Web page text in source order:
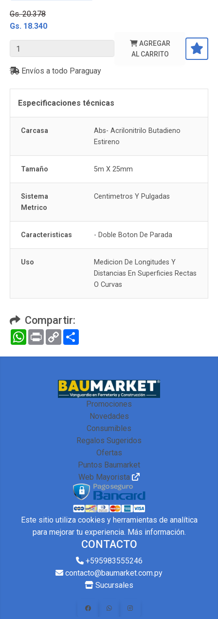
Gs. 20.378
Gs. 18.340
AGREGAR
AL CARRITO
Envíos a todo Paraguay
Especificaciones técnicas
Carcasa
Abs- Acrilonitrilo Butadieno
Estireno
Tamaño 5m X 25mm
Sistema
Metrico
Centimetros Y Pulgadas
Caracteristicas - Doble Boton De Parada
Uso
Medicion De Longitudes Y
Distancias En Superficies Rectas
O Curvas
Compartir:
WhatsApp
Print Copy
Link
Promociones
Novedades
Consumibles
Regalos Sugeridos
Ofertas
Puntos Baumarket
Web Mayorista
CONTACTO
+595983555246
contacto@baumarket.com.py
Sucursales
Este sitio utiliza cookies y herramientas de analítica
para mejorar tu experiencia. Más información.